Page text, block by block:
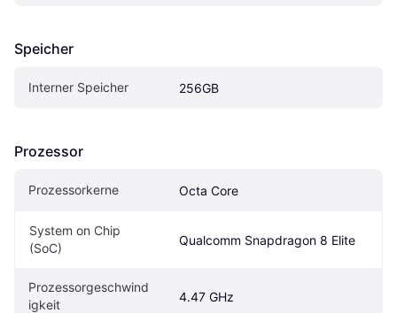
Speicher
Interner Speicher 256GB
Prozessor
Prozessorkerne Octa Core
System on Chip
(SoC)
Qualcomm Snapdragon 8 Elite
Prozessorgeschwind
igkeit
4.47 GHz